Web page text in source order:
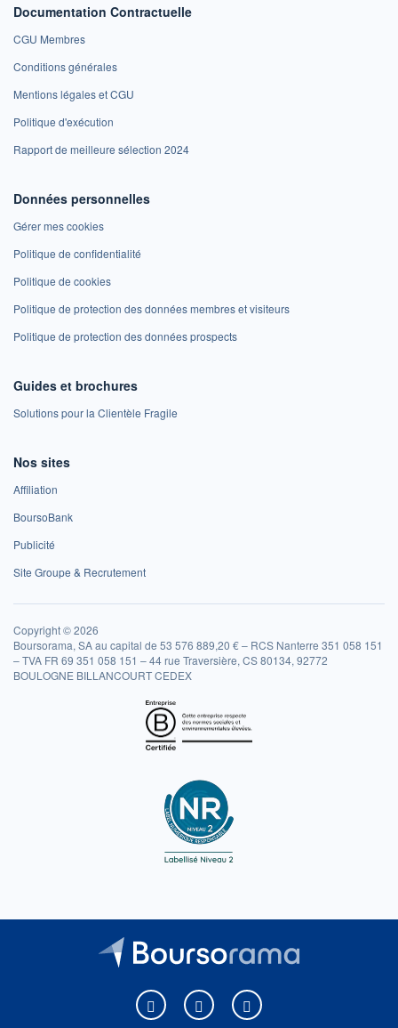
Documentation Contractuelle
CGU Membres
Conditions générales
Mentions légales et CGU
Politique d'exécution
Rapport de meilleure sélection 2024
Données personnelles
Gérer mes cookies
Politique de confidentialité
Politique de cookies
Politique de protection des données membres et visiteurs
Politique de protection des données prospects
Guides et brochures
Solutions pour la Clientèle Fragile
Nos sites
Affiliation
BoursoBank
Publicité
Site Groupe & Recrutement
Copyright © 2026
Boursorama, SA au capital de 53 576 889,20 € – RCS Nanterre 351 058 151
– TVA FR 69 351 058 151 – 44 rue Traversière, CS 80134, 92772
BOULOGNE BILLANCOURT CEDEX
Boursorama sur Facebook
Boursorama sur XBoursorama sur